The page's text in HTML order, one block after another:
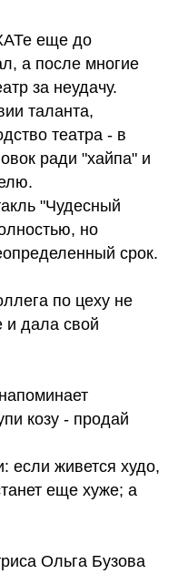
еще до
а после многие
за неудачу.
таланта,
театра - в
ради "хайпа" и
"Чудесный
но
срок.
по цеху не
и дала свой
козу - продай
если живется худо,
еще хуже; а
Ольга Бузова